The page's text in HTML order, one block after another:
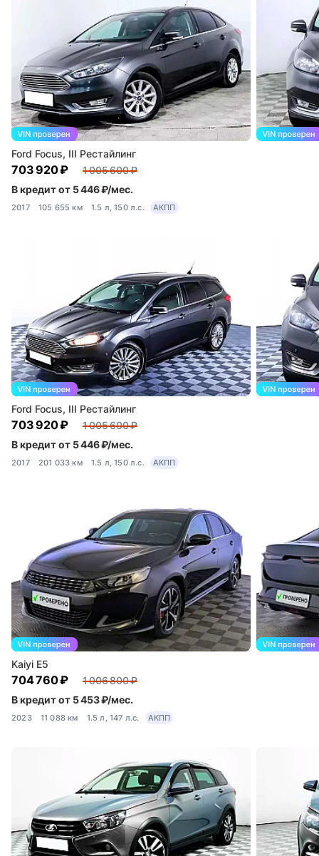
Ford Focus, III Рестайлинг
703 920 ₽
1 005 600 ₽
В кредит от 5 446 ₽/мес.
2017 105 655 км 1.5 л, 150 л.с. АКПП
Ford Focus, III Рестайлинг
703 920 ₽
1 005 600 ₽
В кредит от 5 446 ₽/мес.
2017 201 033 км 1.5 л, 150 л.с. АКПП
Kaiyi E5
704 760 ₽
1 006 800 ₽
В кредит от 5 453 ₽/мес.
2023 11 088 км 1.5 л, 147 л.с. АКПП